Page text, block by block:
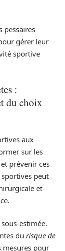
pessaires
gérer leur
sportive
:
du choix
aux
sur les
prévenir ces
peut
et
estimée.
du risque de
mesures pour